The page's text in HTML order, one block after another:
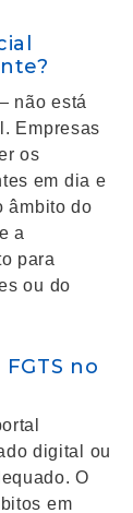
não está
Empresas
os
em dia e
âmbito do
a
para
ou do
no
digital ou
O
em